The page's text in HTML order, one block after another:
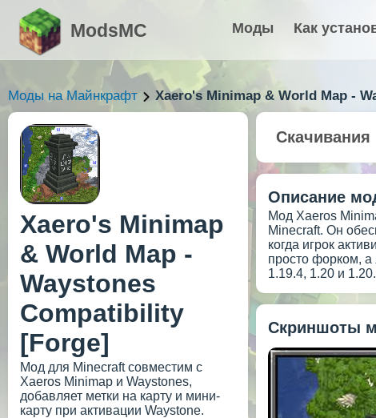
ModsMC Моды Как
Моды на Майнкрафт Xaero's Minimap & World Map -
Xaero's Minimap
& World Map -
Waystones
Compatibility
[Forge]
Мод для Minecraft совместим с
Xaeros Minimap и Waystones,
добавляет метки на карту и мини-
карту при активации Waystone.
Скачивания
Описание
Мод Xaeros
Minecraft. Он
когда игрок
просто форком,
1.19.4, 1.20 и
Скриншоты